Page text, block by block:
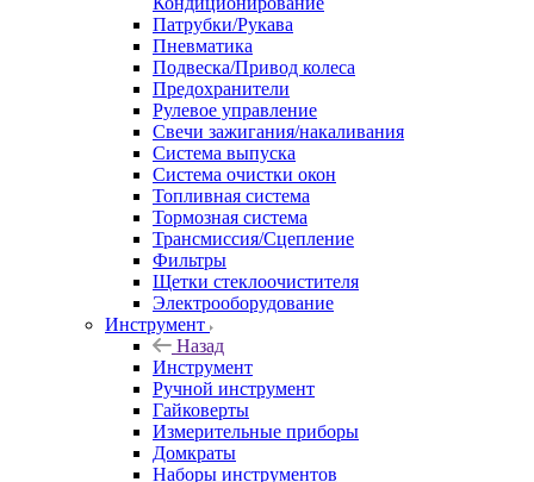
Патрубки/Рукава
Пневматика
Подвеска/Привод колеса
Предохранители
Рулевое управление
Свечи зажигания/накаливания
Система выпуска
Система очистки окон
Топливная система
Тормозная система
Трансмиссия/Сцепление
Фильтры
Щетки стеклоочистителя
Электрооборудование
Инструмент
Назад
Инструмент
Ручной инструмент
Гайковерты
Измерительные приборы
Домкраты
Наборы инструментов